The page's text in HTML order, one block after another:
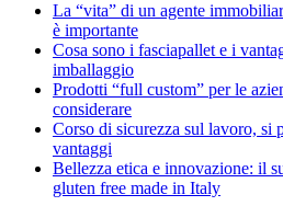
La “vita” di un agente
è importante
Cosa sono i fasciapallet e i
imballaggio
Prodotti “full custom” per le
considerare
Corso di sicurezza sul lavoro, si
vantaggi
Bellezza etica e innovazione: il
gluten free made in Italy